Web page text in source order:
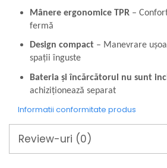
Fierăstrău circular
Flexuri
Motoare electrice
Pistoale de bătut cuie
Polizoare
Seturi aparate electrice
Testere electrice
Unelte multifuncționale
Vibratoare pentru beton
Scule manuale
Mânere ergonomice TPR –
fermă
Design compact – Manevrare
spații înguste
Bateria și încărcătorul nu sunt
achiziționează separat
Informatii conformitate produs
Review-uri (0)